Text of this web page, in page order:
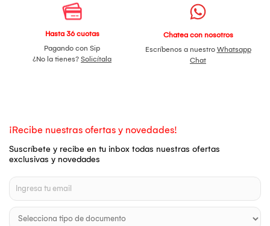
Hasta 36 cuotas
Pagando con Sip
¿No la tienes? Solicítala
Chatea con nosotros
Escríbenos a nuestro Whatsapp
Chat
¡Recibe nuestras ofertas y novedades!
Suscríbete y recibe en tu inbox todas nuestras ofertas
exclusivas y novedades